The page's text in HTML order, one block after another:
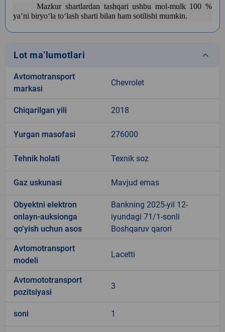
Mazkur shartlardan tashqari ushbu mol-mulk 100 %
ya’ni biryo‘la to‘lash sharti bilan ham sotilishi mumkin.
Lot ma’lumotlari keyboard_arrow_down
Avtomotransport
markasi
Chevrolet
Chiqarilgan yili 2018
Yurgan masofasi 276000
Tehnik holati Texnik soz
Gaz uskunasi Mavjud emas
Obyektni elektron
onlayn-auksionga
qo‘yish uchun asos
Bankning 2025-yil 12-
iyundagi 71/1-sonli
Boshqaruv qarori
Avtomotransport
modeli
Lacetti
Avtomototransport
pozitsiyasi
3
soni 1